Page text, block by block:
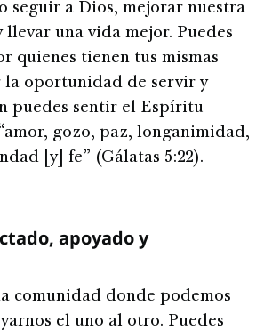
seguir a Dios, mejorar nuestra
una vida mejor. Puedes
quienes tienen tus mismas
la oportunidad de servir y
puedes sentir el Espíritu
gozo, paz, longanimidad,
[y] fe” (Gálatas 5:22).
apoyado y
comunidad donde podemos
el uno al otro. Puedes